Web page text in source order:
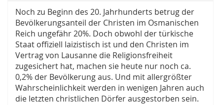
Noch zu Beginn des 20. Jahrhunderts betrug der
Bevölkerungsanteil der Christen im Osmanischen
Reich ungefähr 20%. Doch obwohl der türkische
Staat offiziell laizistisch ist und den Christen im
Vertrag von Lausanne die Religionsfreiheit
zugesichert hat, machen sie heute nur noch ca.
0,2% der Bevölkerung aus. Und mit allergrößter
Wahrscheinlichkeit werden in wenigen Jahren auch
die letzten christlichen Dörfer ausgestorben sein.